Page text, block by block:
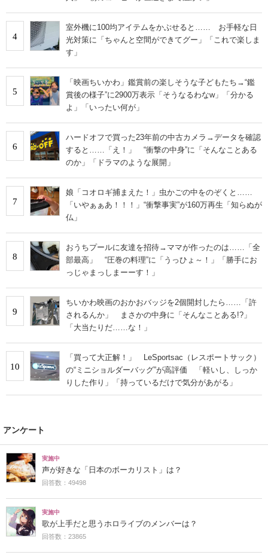
4
室外機に100均アイテムをかぶせると…… お手軽な日
光対策に「ちゃんと空間ができてグー」「これで楽しま
す」
5
「映画ちいかわ」鑑賞前の楽しそうな子どもたち→“鑑
賞後の様子”に2900万表示「そうなるわなw」「分かる
よ」「いったい何が」
6
ハードオフで買った23年前の中古カメラ→データを確認
すると……「え！」 “衝撃の中身”に「そんなことある
のか」「ドラマのような展開」
7
娘「コオロギ捕まえた！」虫かごの中をのぞくと……
「いやぁぁあ！！！」“衝撃事実”が160万再生「知らぬが
仏」
8
おうちプールに友達を招待→ママが作ったのは……「全
部最高」 “圧巻の料理”に「うっひょ～！」「勝手にお
っじゃまっしまーーす！」
9
ちいかわ映画のおかおバッジを2個開封したら……「許
されるんか」 まさかの中身に「そんなことある!?」
「大当たりだ……な！」
10
「買って大正解！」 LeSportsac（レスポートサック）
の“ミニショルダーバッグ”が高評価 「軽いし、しっか
りした作り」「持っているだけで気分があがる」
アンケート
実施中
声が好きな「日本のボーカリスト」は？
回答数：49498
実施中
歌が上手だと思うホロライブのメンバーは？
回答数：23865